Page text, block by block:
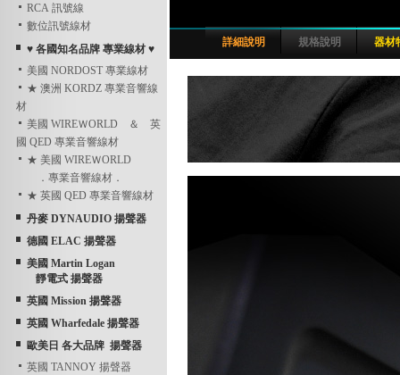
RCA 訊號線
數位訊號線材
♥ 各國知名品牌 專業線材 ♥
美國 NORDOST 專業線材
★ 澳洲 KORDZ 專業音響線
材
美國 WIREＷORLD ＆ 英
國 QED 專業音響線材
★ 美國 WIREＷORLD
．專業音響線材．
★ 英國 QED 專業音響線材
丹麥 DYNAUDIO 揚聲器
德國 ELAC 揚聲器
美國 Martin Logan
靜電式 揚聲器
英國 Mission 揚聲器
英國 Wharfedale 揚聲器
歐美日 各大品牌 揚聲器
英國 TANNOY 揚聲器
詳細說明 規格說明 器材